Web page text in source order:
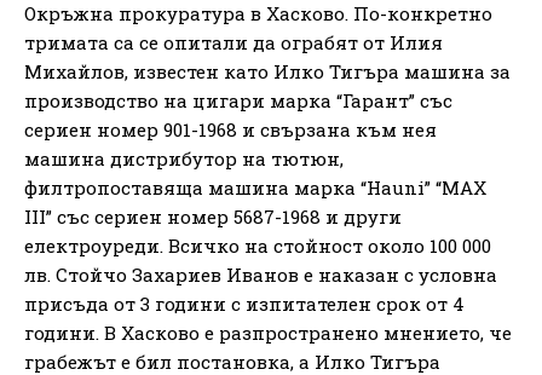
Окръжна прокуратура в Хасково. По-конкретно
тримата са се опитали да ограбят от Илия
Михайлов, известен като Илко Тигъра машина за
производство на цигари марка “Гарант” със
сериен номер 901-1968 и свързана към нея
машина дистрибутор на тютюн,
филтропоставяща машина марка “Hauni” “МАХ
III” със сериен номер 5687-1968 и други
електроуреди. Всичко на стойност около 100 000
лв. Стойчо Захариев Иванов е наказан с условна
присъда от 3 години с изпитателен срок от 4
години. В Хасково е разпространено мнението, че
грабежът е бил постановка, а Илко Тигъра